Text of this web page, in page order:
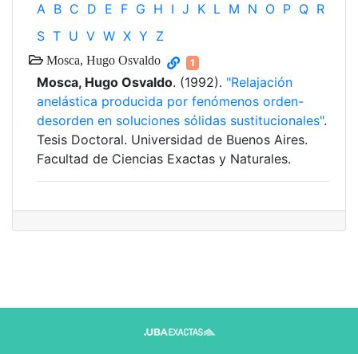
A B C D E F G H I J K L M N O P Q R
S T U V W X Y Z
Mosca, Hugo Osvaldo 1
Mosca, Hugo Osvaldo. (1992). "Relajación
anelástica producida por fenómenos orden-
desorden en soluciones sólidas sustitucionales".
Tesis Doctoral. Universidad de Buenos Aires.
Facultad de Ciencias Exactas y Naturales.